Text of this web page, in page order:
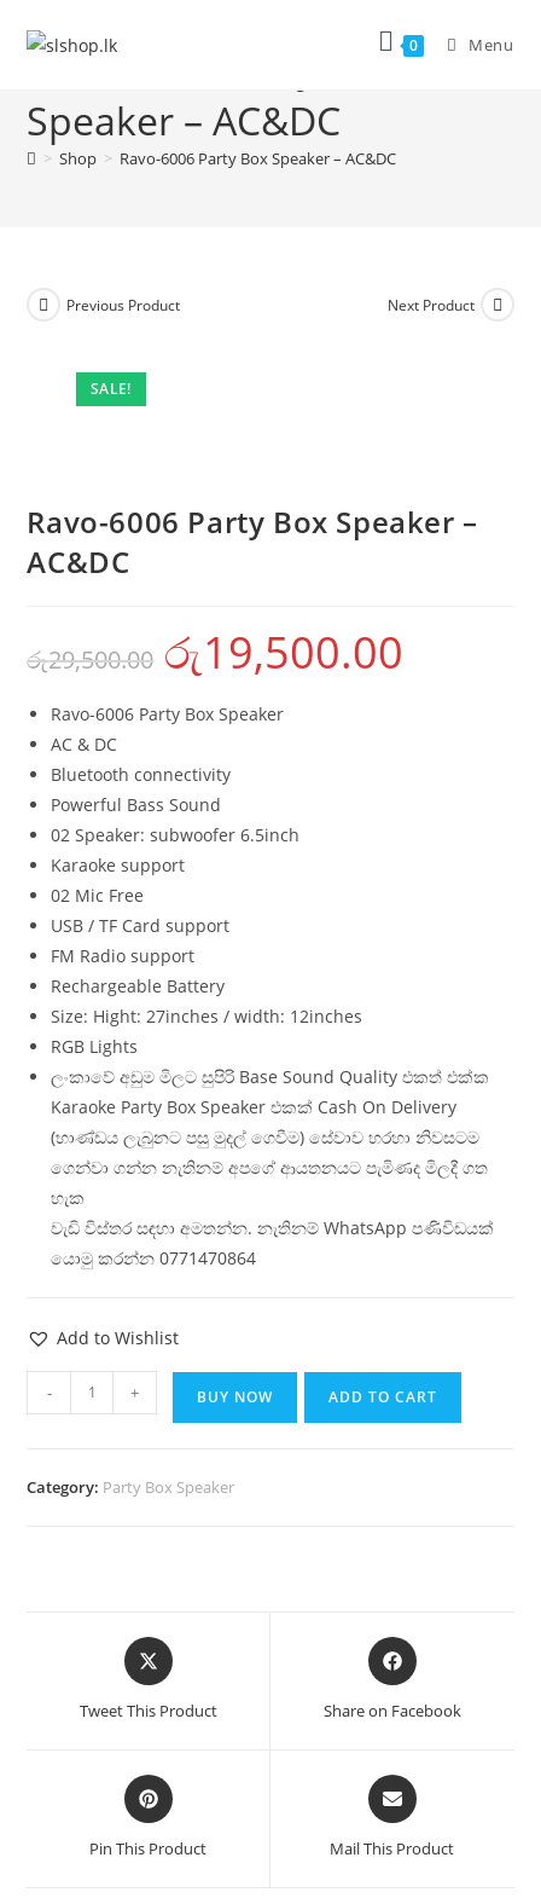
0 Menu
Ravo-6006 Party Box
Speaker – AC&DC
> Shop > Ravo-6006 Party Box Speaker – AC&DC
SALE!
Previous Product Next Product
Ravo-6006 Party Box Speaker –
AC&DC
රු29,500.00 රු19,500.00
Ravo-6006 Party Box Speaker
AC & DC
Bluetooth connectivity
Powerful Bass Sound
02 Speaker: subwoofer 6.5inch
Karaoke support
02 Mic Free
USB / TF Card support
FM Radio support
Rechargeable Battery
Size: Hight: 27inches / width: 12inches
RGB Lights
ලංකාවේ අඩුම මිලට සුපිරි Base Sound Quality එකත් එක්ක
Karaoke Party Box Speaker එකක් Cash On Delivery
(භාණ්ඩය ලැබුනට පසු මුදල් ගෙවීම) සේවාව හරහා නිවසටම
ගෙන්වා ගන්න නැතිනම් අපගේ ආයතනයට පැමිණද මිලදී ගත
හැක
වැඩි විස්තර සඳහා අමතන්න. නැතිනම් WhatsApp පණිවිඩයක්
යොමු කරන්න 0771470864
Add to Wishlist
- + BUY NOW ADD TO CART
Category: Party Box Speaker
Tweet This Product Share on Facebook
Pin This Product Mail This Product